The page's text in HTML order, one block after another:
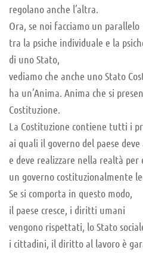
regolano anche l’altra.
Ora, se noi facciamo un parallelo
tra la psiche individuale e la
di uno Stato,
vediamo che anche uno Stato
ha un’Anima. Anima che si
Costituzione.
La Costituzione contiene tutti i
ai quali il governo del paese
e deve realizzare nella realtà per
un governo costituzionalmente
Se si comporta in questo modo,
il paese cresce, i diritti umani
vengono rispettati, lo Stato
i cittadini, il diritto al lavoro è